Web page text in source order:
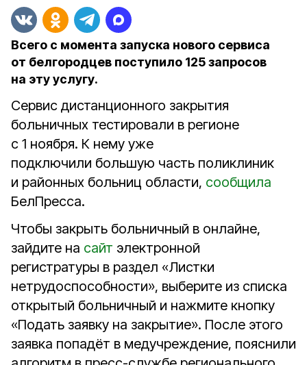
Всего с момента запуска нового сервиса
от белгородцев поступило 125 запросов
на эту услугу.
Сервис дистанционного закрытия
больничных тестировали в регионе
с 1 ноября. К нему уже
подключили большую часть поликлиник
и районных больниц области, сообщила
БелПресса.
Чтобы закрыть больничный в онлайне,
зайдите на сайт электронной
регистратуры в раздел «Листки
нетрудоспособности», выберите из списка
открытый больничный и нажмите кнопку
«Подать заявку на закрытие». После этого
заявка попадёт в медучреждение, пояснили